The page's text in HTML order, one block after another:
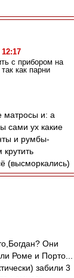
с прибором на
как парни
матросы и: а
сами ух какие
и румбы-
(высморкались)
Они
Роме и Порто...
забили 3